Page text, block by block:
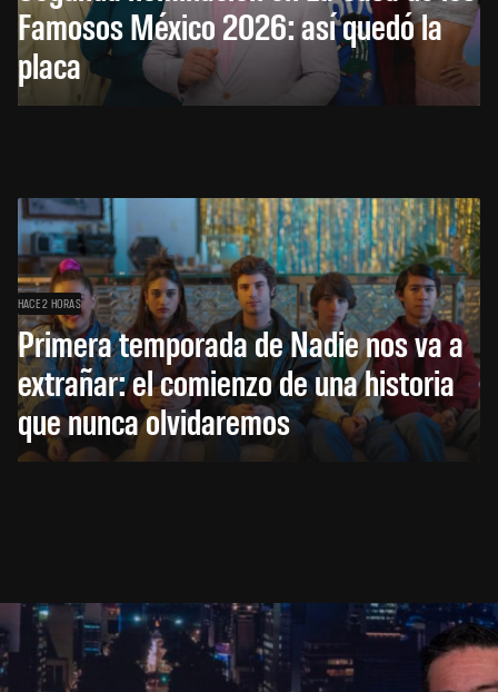
Famosos México 2026: así quedó la
placa
HACE 2 HORAS
Primera temporada de Nadie nos va a
extrañar: el comienzo de una historia
que nunca olvidaremos